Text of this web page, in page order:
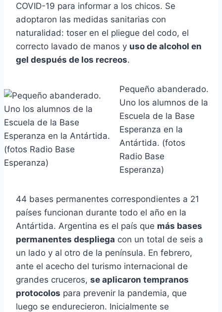
COVID-19 para informar a los chicos. Se
adoptaron las medidas sanitarias con
naturalidad: toser en el pliegue del codo, el
correcto lavado de manos y uso de alcohol en
gel después de los recreos.
Pequeño abanderado.
Uno los alumnos de la
Escuela de la Base
Esperanza en la
Antártida. (fotos
Radio Base
Esperanza)
44 bases permanentes correspondientes a 21
países funcionan durante todo el año en la
Antártida. Argentina es el país que más bases
permanentes despliega con un total de seis a
un lado y al otro de la península. En febrero,
ante el acecho del turismo internacional de
grandes cruceros, se aplicaron tempranos
protocolos para prevenir la pandemia, que
luego se endurecieron. Inicialmente se